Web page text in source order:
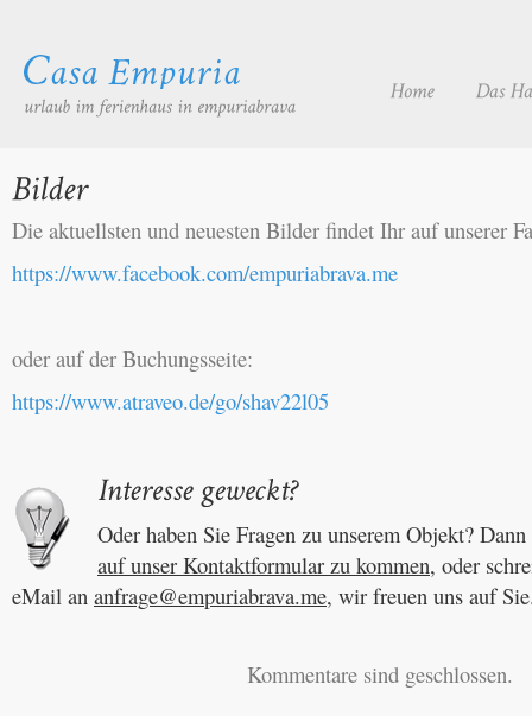
Die aktuellsten und neuesten Bilder findet Ihr auf unserer
https://www.facebook.com/empuriabrava.me
oder auf der Buchungsseite:
https://www.atraveo.de/go/shav22l05
Oder haben Sie Fragen zu unserem Objekt?
auf unser Kontaktformular zu kommen, oder
eMail an anfrage@empuriabrava.me, wir freuen uns auf
Kommentare sind geschlossen.